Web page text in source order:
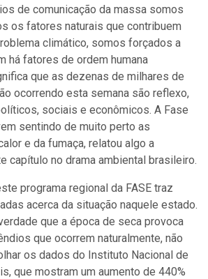
de comunicação da massa somos
os fatores naturais que contribuem
climático, somos forçados a
há fatores de ordem humana
que as dezenas de milhares de
ocorrendo esta semana são reflexo,
sociais e econômicos. A Fase
sentindo de muito perto as
e da fumaça, relatou algo a
capítulo no drama ambiental brasileiro.
programa regional da FASE traz
acerca da situação naquele estado.
que a época de seca provoca
que ocorrem naturalmente, não
os dados do Instituto Nacional de
que mostram um aumento de 440%